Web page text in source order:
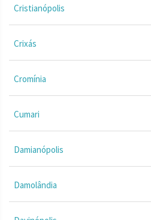
Cristianópolis
Crixás
Cromínia
Cumari
Damianópolis
Damolândia